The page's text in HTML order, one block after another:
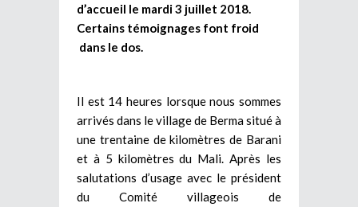
d’accueil le mardi 3 juillet 2018.
Certains témoignages font froid
dans le dos.
Il est 14 heures lorsque nous sommes
arrivés dans le village de Berma situé à
une trentaine de kilomètres de Barani
et à 5 kilomètres du Mali. Après les
salutations d’usage avec le président
du Comité villageois de